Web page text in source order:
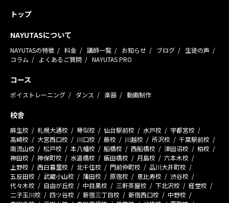
トップ
NAYUTASについて
NAYUTASの特徴 料金 講師一覧 お知らせ ブログ
生徒の声
コラム
よくあるご質問 NAYUTAS PRO
コース
ボイストレーニング ダンス 楽器 動画制作
校舎
麻生校 札幌大通校 琴似校 仙台駅前校 水戸校
宇都宮校
高崎校
大宮西口校 川口校 蕨校 川越校 所沢校
千葉駅前校
南流山校
松戸校 本八幡校 船橋校 西船橋校 津田沼校
柏校
神田校
神保町校 水道橋校 飯田橋校 月島校
六本木校
上野校
西日暮里校 北千住校 門前仲町校
品川大井町校
五反田校
武蔵小山校 蒲田校 原宿校 恵比寿校
渋谷校
代々木校
自由が丘校 中目黒校 三軒茶屋校 下北沢校
経堂校
二子玉川校
四ツ谷校 新宿三丁目校 新宿西口校
中野校